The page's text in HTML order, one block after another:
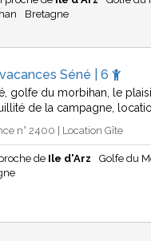
Bretagne
Séné | 6
golfe du morbihan, le
de la campagne,
n° 2400 | Location Gîte
de Ile d'Arz Golfe du